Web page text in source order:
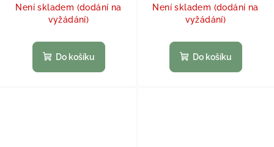
Není skladem (dodání na
vyžádání)
Do košíku
Není skladem (dodání na
vyžádání)
Do košíku